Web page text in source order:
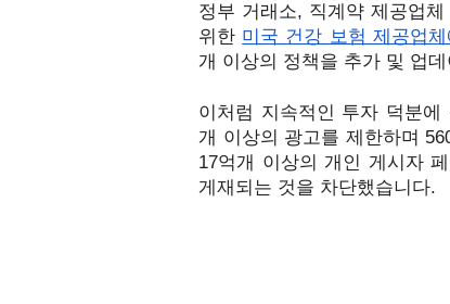
정부 거래소, 직계약 제공업
위한 미국 건강 보험 제공업
개 이상의 정책을 추가 및 업
이처럼 지속적인 투자 덕분
개 이상의 광고를 제한하며
17억개 이상의 개인 게시자
게재되는 것을 차단했습니다.